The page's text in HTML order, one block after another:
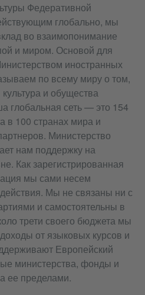
Федеративной
глобально, мы
во взаимопонимание
и миром. Основой для
иностранных
по всему миру о том,
и обущества
глобальная сеть — это 154
в 100 странах мира и
Министерство
нам поддержку на
Как зарегистрированная
мы сами несем
действия. Мы не связаны ни с
и самостоятельны в
трети своего бюджета мы
от языковых курсов и
Европейский
министерства, фонды и
ее пределами.